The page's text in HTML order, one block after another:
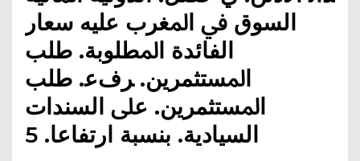
اﻟﺴﻮق ﰲ اﳌﻐﺮب ﻋﻠﻴﻪ ﺳﻌﺎر
اﻟﻔﺎﺋﺪة اﳌﻄﻠﻮﺑﺔ. ﻃﻠﺐ
اﳌﺴﺘﺜﻤﺮﻳﻦ. ﺮفﻋ. ﻃﻠﺐ
اﳌﺴﺘﺜﻤﺮﻳﻦ. ﻋﲆ اﻟﺴﻨﺪات
اﻟﺴﻴﺎدﻳﺔ. ﺑﻨﺴﺒﺔ ارﺗﻔﺎﻋﺎ. 5